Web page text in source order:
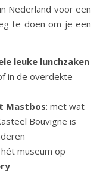
Nederland voor een
te doen om je een
leuke lunchzaken
in de overdekte
Mastbos: met wat
Bouvigne is
museum op